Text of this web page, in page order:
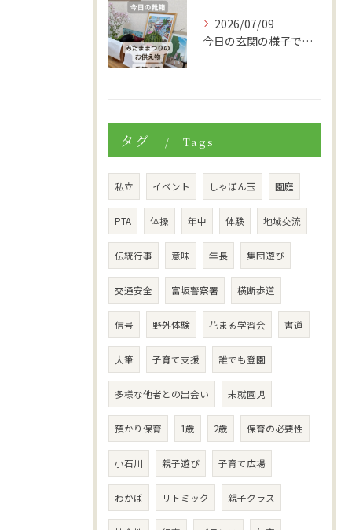
2026/07/09
今日の玄関の様子です。
タグ Tags
私立 イベント しゃぼん玉 園庭
PTA 体操 年中 体験 地域交流
伝統行事 意味 年長 集団遊び
交通安全 富坂警察署 横断歩道
信号 野外体験 花まる学習会 書道
大筆 子育て支援 誰でも登園
多様な他者との出会い 未就園児
預かり保育 1歳 2歳 保育の必要性
小石川 親子遊び 子育て広場
わかば リトミック 親子クラス